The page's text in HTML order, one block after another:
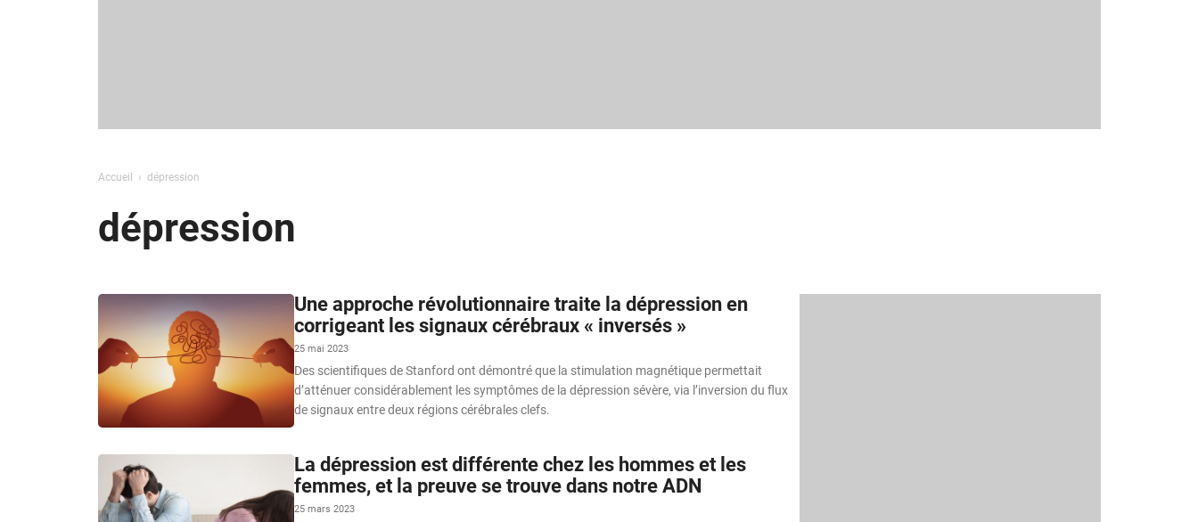
Accueil dépression
dépression
Une approche révolutionnaire traite la dépression en
corrigeant les signaux cérébraux « inversés »
25 mai 2023
Des scientifiques de Stanford ont démontré que la stimulation magnétique permettait
d’atténuer considérablement les symptômes de la dépression sévère, via l’inversion du flux
de signaux entre deux régions cérébrales clefs.
La dépression est différente chez les hommes et les
femmes, et la preuve se trouve dans notre ADN
25 mars 2023